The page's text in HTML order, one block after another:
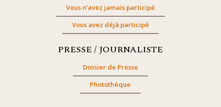
Vous n’avez jamais participé
Vous avez déjà participé
PRESSE / JOURNALISTE
Dossier de Presse
Photothèque